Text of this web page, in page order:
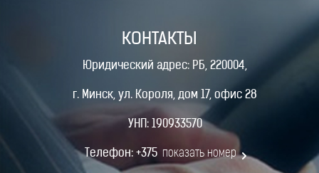
КОНТАКТЫ
Юридический адрес: РБ, 220004,
г. Минск, ул. Короля, дом 17, офис 28
УНП: 190933570
Телефон:+375 показать номер